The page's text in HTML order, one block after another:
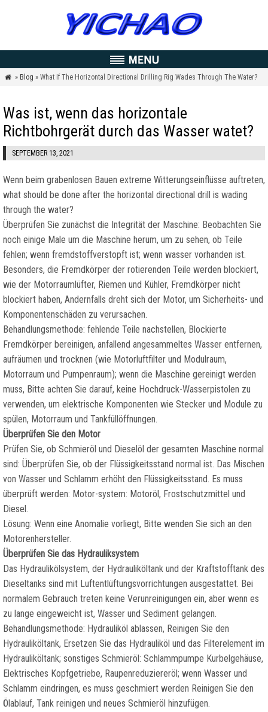
 » Blog » What If The Horizontal Directional Drilling Rig Wades Through The Water?
Was ist, wenn das horizontale
Richtbohrgerät durch das Wasser watet?
SEPTEMBER 13, 2021
Wenn beim grabenlosen Bauen extreme Witterungseinflüsse auftreten,
what should be done after the horizontal directional drill is wading
through the water?
Überprüfen Sie zunächst die Integrität der Maschine: Beobachten Sie
noch einige Male um die Maschine herum, um zu sehen, ob Teile
fehlen; wenn fremdstoffverstopft ist; wenn wasser vorhanden ist.
Besonders, die Fremdkörper der rotierenden Teile werden blockiert,
wie der Motorraumlüfter, Riemen und Kühler, Fremdkörper nicht
blockiert haben, Andernfalls dreht sich der Motor, um Sicherheits- und
Komponentenschäden zu verursachen.
Behandlungsmethode: fehlende Teile nachstellen, Blockierte
Fremdkörper bereinigen, anfallend angesammeltes Wasser entfernen,
aufräumen und trocknen (wie Motorluftfilter und Modulraum,
Motorraum und Pumpenraum); wenn die Maschine gereinigt werden
muss, Bitte achten Sie darauf, keine Hochdruck-Wasserpistolen zu
verwenden, um elektrische Komponenten wie Stecker und Module zu
spülen, Motorraum und Tankfüllöffnungen.
Überprüfen Sie den Motor
Prüfen Sie, ob Schmieröl und Dieselöl der gesamten Maschine normal
sind: Überprüfen Sie, ob der Flüssigkeitsstand normal ist. Das Mischen
von Wasser und Schlamm erhöht den Flüssigkeitsstand. Es muss
überprüft werden: Motor-system: Motoröl, Frostschutzmittel und
Diesel.
Lösung: Wenn eine Anomalie vorliegt, Bitte wenden Sie sich an den
Motorenhersteller.
Überprüfen Sie das Hydrauliksystem
Das Hydraulikölsystem, der Hydrauliköltank und der Kraftstofftank des
Dieseltanks sind mit Luftentlüftungsvorrichtungen ausgestattet. Bei
normalem Gebrauch treten keine Verunreinigungen ein, aber wenn es
zu lange eingeweicht ist, Wasser und Sediment gelangen.
Behandlungsmethode: Hydrauliköl ablassen, Reinigen Sie den
Hydrauliköltank, Ersetzen Sie das Hydrauliköl und das Filterelement im
Hydrauliköltank; sonstiges Schmieröl: Schlammpumpe Kurbelgehäuse,
Elektrisches Kopfgetriebe, Raupenreduziereröl; wenn Wasser und
Schlamm eindringen, es muss geschmiert werden Reinigen Sie den
Ölablauf, Tank reinigen und neues Schmieröl hinzufügen.